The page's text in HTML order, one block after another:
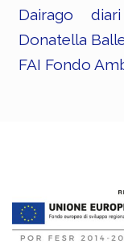
Dairago
diari
Donatella
FAI Fondo